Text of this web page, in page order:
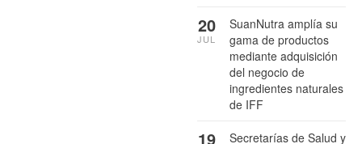
SuanNutra amplía su
gama de productos
mediante adquisición
del negocio de
ingredientes naturales
de IFF
20
JUL
Secretarías de Salud y
19